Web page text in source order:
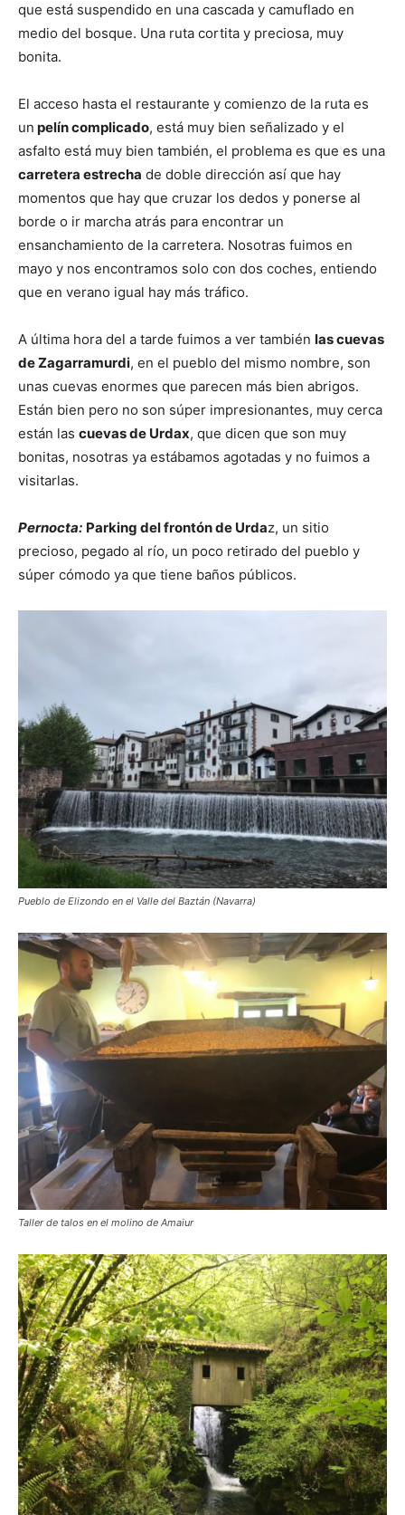
que está suspendido en una cascada y camuflado en
medio del bosque. Una ruta cortita y preciosa, muy
bonita.
El acceso hasta el restaurante y comienzo de la ruta es
un pelín complicado, está muy bien señalizado y el
asfalto está muy bien también, el problema es que es una
carretera estrecha de doble dirección así que hay
momentos que hay que cruzar los dedos y ponerse al
borde o ir marcha atrás para encontrar un
ensanchamiento de la carretera. Nosotras fuimos en
mayo y nos encontramos solo con dos coches, entiendo
que en verano igual hay más tráfico.
A última hora del a tarde fuimos a ver también las cuevas
de Zagarramurdi, en el pueblo del mismo nombre, son
unas cuevas enormes que parecen más bien abrigos.
Están bien pero no son súper impresionantes, muy cerca
están las cuevas de Urdax, que dicen que son muy
bonitas, nosotras ya estábamos agotadas y no fuimos a
visitarlas.
Pernocta: Parking del frontón de Urdaz, un sitio
precioso, pegado al río, un poco retirado del pueblo y
súper cómodo ya que tiene baños públicos.
Pueblo de Elizondo en el Valle del Baztán (Navarra)
Taller de talos en el molino de Amaiur